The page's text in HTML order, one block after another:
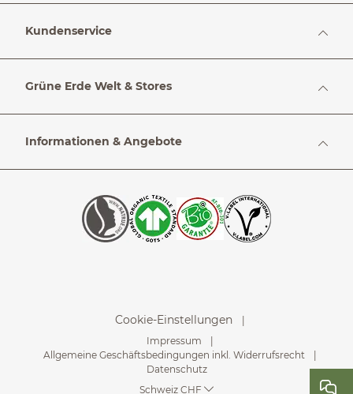
Kundenservice
Grüne Erde Welt & Stores
Informationen & Angebote
Cookie-Einstellungen
Impressum
Allgemeine Geschäftsbedingungen inkl. Widerrufsrecht
Datenschutz
Schweiz CHF